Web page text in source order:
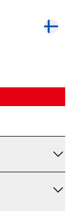
EShop Card